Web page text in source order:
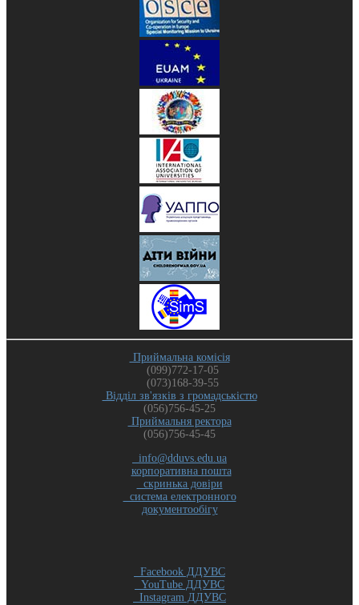
Приймальна комісія
(099)772-17-05
(073)168-39-55
Відділ зв'язків з громадськістю
(056)756-45-25
Приймальня ректора
(056)756-45-45
info@dduvs.edu.ua
корпоративна пошта
скринька довіри
система електронного
документообігу
Facebook ДДУВС
YouTube ДДУВС
Instagram ДДУВС